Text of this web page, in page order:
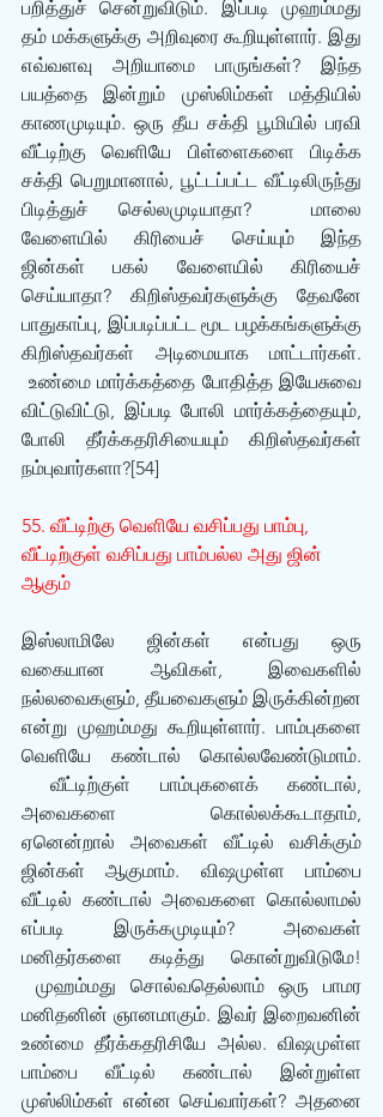
பறித்துச் சென்றுவிடும். இப்படி முஹம்மது
தம் மக்களுக்கு அறிவுரை கூறியுள்ளார். இது
எவ்வளவு அறியாமை பாருங்கள்? இந்த
பயத்தை இன்றும் முஸ்லிம்கள் மத்தியில்
காணமுடியும். ஒரு தீய சக்தி பூமியில் பரவி
வீட்டிற்கு வெளியே பிள்ளைகளை பிடிக்க
சக்தி பெறுமானால், பூட்டப்பட்ட வீட்டிலிருந்து
பிடித்துச் செல்லமுடியாதா?  மாலை
வேளையில் கிரியைச் செய்யும் இந்த
ஜின்கள் பகல் வேளையில் கிரியைச்
செய்யாதா? கிறிஸ்தவர்களுக்கு தேவனே
பாதுகாப்பு, இப்படிப்பட்ட மூட பழக்கங்களுக்கு
கிறிஸ்தவர்கள் அடிமையாக மாட்டார்கள்.
உண்மை மார்க்கத்தை போதித்த இயேசுவை
விட்டுவிட்டு, இப்படி போலி மார்க்கத்தையும்,
போலி தீர்க்கதரிசியையும் கிறிஸ்தவர்கள்
நம்புவார்களா?[54]
55. வீட்டிற்கு வெளியே வசிப்பது பாம்பு,
வீட்டிற்குள் வசிப்பது பாம்பல்ல அது ஜின்
ஆகும்
இஸ்லாமிலே ஜின்கள் என்பது ஒரு
வகையான ஆவிகள், இவைகளில்
நல்லவைகளும், தீயவைகளும் இருக்கின்றன
என்று முஹம்மது கூறியுள்ளார். பாம்புகளை
வெளியே கண்டால் கொல்லவேண்டுமாம்.
வீட்டிற்குள் பாம்புகளைக் கண்டால்,
அவைகளை கொல்லக்கூடாதாம்,
ஏனென்றால் அவைகள் வீட்டில் வசிக்கும்
ஜின்கள் ஆகுமாம். விஷமுள்ள பாம்பை
வீட்டில் கண்டால் அவைகளை கொல்லாமல்
எப்படி இருக்கமுடியும்? அவைகள்
மனிதர்களை கடித்து கொன்றுவிடுமே!
முஹம்மது சொல்வதெல்லாம் ஒரு பாமர
மனிதனின் ஞானமாகும். இவர் இறைவனின்
உண்மை தீர்க்கதரிசியே அல்ல. விஷமுள்ள
பாம்பை வீட்டில் கண்டால் இன்றுள்ள
முஸ்லிம்கள் என்ன செய்வார்கள்? அதனை